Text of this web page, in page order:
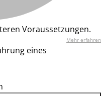
Voraussetzungen.
Mehr erfahren
eines